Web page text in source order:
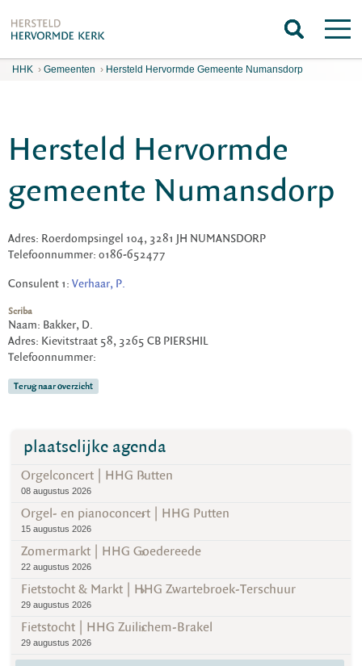
HHK › Gemeenten › Hersteld Hervormde Gemeente Numansdorp
Hersteld Hervormde
gemeente Numansdorp
Adres: Roerdompsingel 104, 3281 JH NUMANSDORP
Telefoonnummer: 0186-652477
Consulent 1: Verhaar, P.
Scriba
Naam: Bakker, D.
Adres: Kievitstraat 58, 3265 CB PIERSHIL
Telefoonnummer:
Terug naar overzicht
plaatselijke agenda
Orgelconcert | HHG Putten
08 augustus 2026
Orgel- en pianoconcert | HHG Putten
15 augustus 2026
Zomermarkt | HHG Goedereede
22 augustus 2026
Fietstocht & Markt | HHG Zwartebroek-Terschuur
29 augustus 2026
Fietstocht | HHG Zuilichem-Brakel
29 augustus 2026